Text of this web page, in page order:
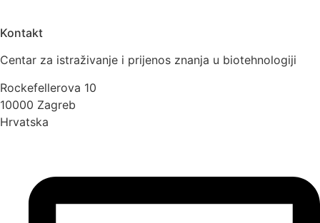
Kontakt
Centar za istraživanje i prijenos znanja u biotehnologiji
Rockefellerova 10
10000 Zagreb
Hrvatska